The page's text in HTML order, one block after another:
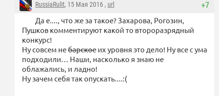
+7
RussiaRulit, 15 Мая 2016 , url
Да е...., что же за такое? Захарова, Рогозин,
Пушков комментируют какой то второразрядный
конкурс!
Ну совсем небарское их уровня это дело! Ну все с ума
подходили… Наши, насколько я знаю не
облажались, и ладно!
Ну зачем себя так опускать....:(